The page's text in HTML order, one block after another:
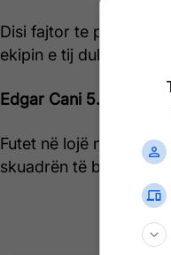
Disi fajtor te pësimi i
ekipin e tij duke mos
Edgar Cani 5.5
Futet në lojë në
skuadrën të barazojë.